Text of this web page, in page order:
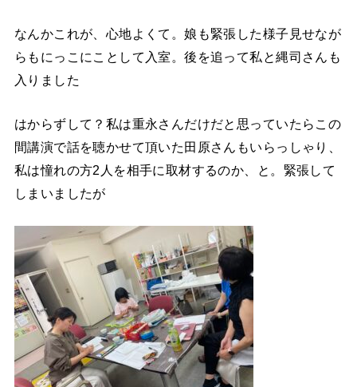
なんかこれが、心地よくて。娘も緊張した様子見せなが
らもにっこにことして入室。後を追って私と縄司さんも
入りました
はからずして？私は重永さんだけだと思っていたらこの
間講演で話を聴かせて頂いた田原さんもいらっしゃり、
私は憧れの方2人を相手に取材するのか、と。緊張して
しまいましたが